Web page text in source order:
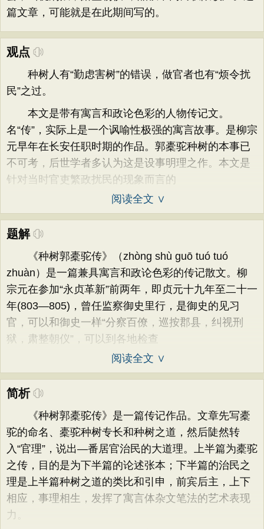
篇文章，可能就是在此期间写的。
观点
种树人有“勤虑害树”的错误，做官者也有“烦令扰
民”之过。
本文是带有寓言和政论色彩的人物传记文。
名“传”，实际上是一个讽喻性极强的寓言故事。是柳宗
元早年在长安任职时期的作品。郭橐驼种树的本事已
不可考，后世学者多认为这是设事明理之作。本文是
针对当时官吏繁政扰民的现象而言的
阅读全文 ∨
题解
《种树郭橐驼传》（zhòng shù guō tuó tuó
zhuàn）是一篇兼具寓言和政论色彩的传记散文。柳
宗元在参加“永贞革新”前两年，即贞元十九年至二十一
年(803—805)，曾任监察御史里行，是御史的见习
官，可以和御史一样“分察百僚，巡按郡县，纠视刑
狱，肃整朝仪”，可以到各地检查
阅读全文 ∨
简析
《种树郭橐驼传》是一篇传记作品。文章先写橐
驼的命名、橐驼种树专长和种树之道，然后陡然转
入“官理”，说出—番居官治民的大道理。上半篇为橐驼
之传，目的是为下半篇的论述张本；下半篇的治民之
理是上半篇种树之道的类比和引申，前宾后主，上下
相应，事理相生，发挥了寓言体杂文笔法的艺术表现
力。